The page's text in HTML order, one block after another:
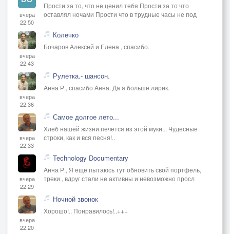
вчера
22:50
Прости за то, что не ценил тебя Прости за то что
оставлял ночами Прости что в трудные часы не под
вчера
22:43
Колечко
Бочаров Алексей и Елена , спасибо.
вчера
22:36
Рулетка.- шансон.
Анна Р., спасибо Анна. Да я больше лирик.
вчера
22:33
Самое долгое лето...
Хлеб нашей жизни печётся из этой муки... Чудесные
строки, как и вся песня!..
вчера
22:29
Technology Documentary
Анна Р., Я еще пытаюсь тут обновить свой портфель,
треки , вдруг стали не активны и невозможно просл
вчера
22:20
Ночной звонок
Хорошо!.. Понравилось!..+++